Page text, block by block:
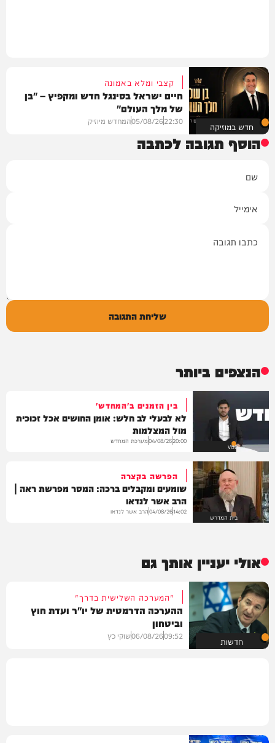
חדש במוזיקה
קצבי ומלא באמונה
חיים ישראל בסינגל חדש ומקפיץ – "בן
של מלך העולם"
22:30
05/08/26המחדש מיוזיק
הוסף תגובה לכתבה
שליחת התגובה
הנצפים ביותר
VOD
בין הזמנים ב'המחדש'
לא לבעלי לב חלש: אומן החושים אכל זכוכית
מול המצלמות
20:00
04/08/26מערכת המחדש
בית המדרש
הפרשה בקצרה
שומעים ומקבלים ברכה: המסר מפרשת ראה |
הרב אשר לנדאו
14:02
04/08/26הרב אשר לנדאו
אולי יעניין אותך גם
חדשות
"המערכה השלישית בדרך"
ההערכה הדרמטית של יו"ר ועדת חוץ
וביטחון
09:52
06/08/26שוקי כץ